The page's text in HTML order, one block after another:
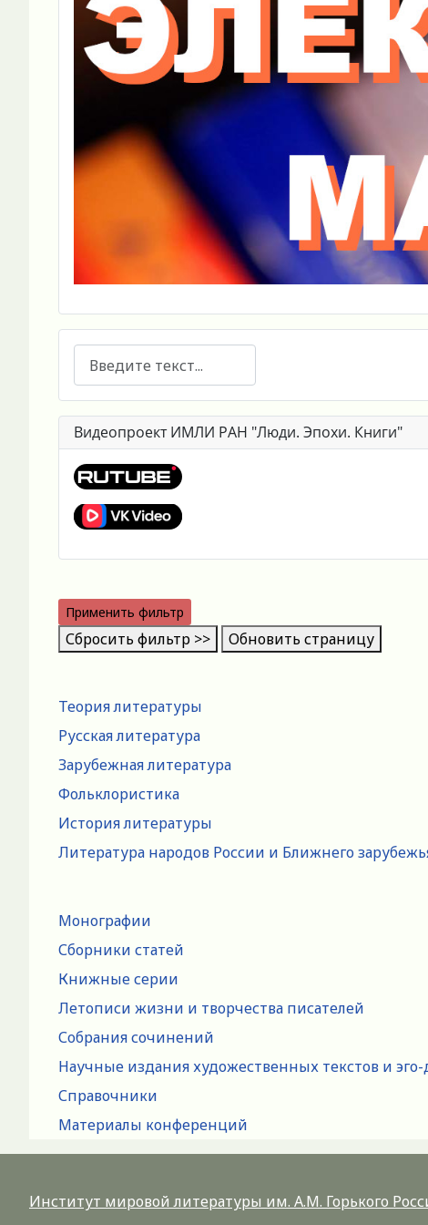
Теория литературы
Русская литература
Зарубежная литература
Фольклористика
История литературы
Литература народов России и Ближнего
Монографии
Сборники статей
Книжные серии
Летописи жизни и творчества писателей
Собрания сочинений
Научные издания художественных текстов и
Справочники
Материалы конференций
Видеопроект ИМЛИ РАН "Люди. Эпохи. Книги"
Применить фильтр
Сбросить фильтр >> Обновить страницу
Институт мировой литературы им. А.М. Горького